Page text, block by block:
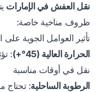
نقل العفش في الإمارات
ظروف مناخية خاصة:
تأثير العوامل الجوية على
الحرارة العالية (45°+)
:
نقل في أوقات مناسبة
الرطوبة الساحلية: تحتاج